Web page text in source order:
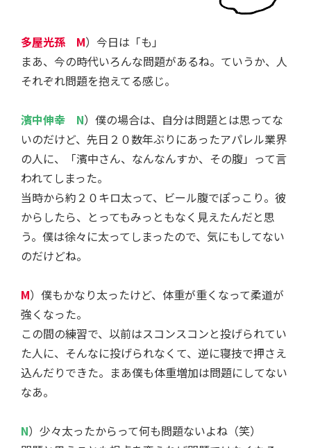
多屋光孫 M）今日は「も」
まあ、今の時代いろんな問題があるね。ていうか、人
それぞれ問題を抱えてる感じ。
濱中伸幸 N）僕の場合は、自分は問題とは思ってな
いのだけど、先日２０数年ぶりにあったアパレル業界
の人に、「濱中さん、なんなんすか、その腹」って言
われてしまった。
当時から約２０キロ太って、ビール腹でぽっこり。彼
からしたら、とってもみっともなく見えたんだと思
う。僕は徐々に太ってしまったので、気にもしてない
のだけどね。
M）僕もかなり太ったけど、体重が重くなって柔道が
強くなった。
この間の練習で、以前はスコンスコンと投げられてい
た人に、そんなに投げられなくて、逆に寝技で押さえ
込んだりできた。まあ僕も体重増加は問題にしてない
なあ。
N）少々太ったからって何も問題ないよね（笑）